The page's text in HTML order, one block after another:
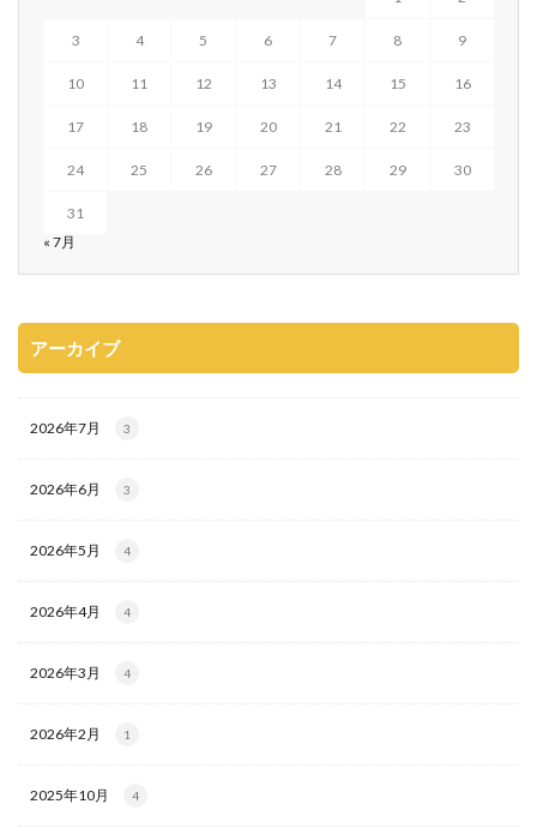
3 4 5 6 7 8 9
10 11 12 13 14 15 16
17 18 19 20 21 22 23
24 25 26 27 28 29 30
31
« 7月
アーカイブ
2026年7月 3
2026年6月 3
2026年5月 4
2026年4月 4
2026年3月 4
2026年2月 1
2025年10月 4